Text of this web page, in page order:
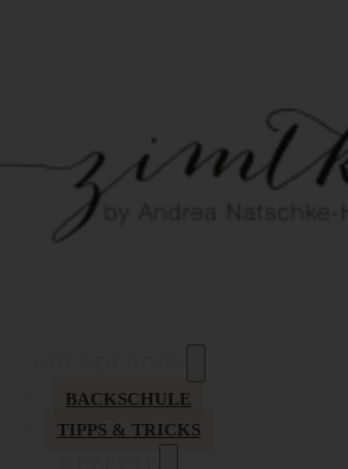
BACKSCHULE
TIPPS & TRICKS